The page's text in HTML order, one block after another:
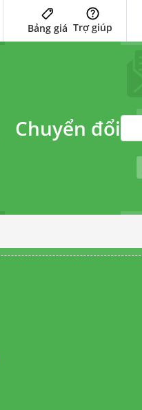
Bảng giá Trợ giúp
Chuyển đổi